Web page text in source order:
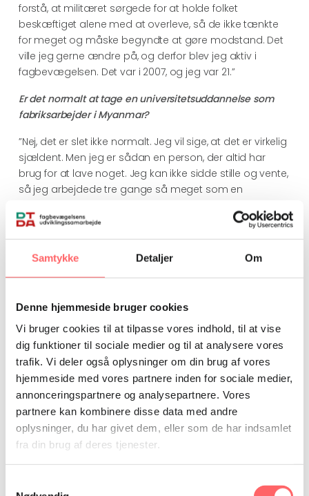
Samtykke Detaljer Om
Denne hjemmeside bruger cookies
Vi bruger cookies til at tilpasse vores indhold, til at vise
dig funktioner til sociale medier og til at analysere vores
trafik. Vi deler også oplysninger om din brug af vores
hjemmeside med vores partnere inden for sociale medier,
annonceringspartnere og analysepartnere. Vores
partnere kan kombinere disse data med andre
oplysninger, du har givet dem, eller som de har indsamlet
fra din brug af deres tjenester.
forstå, at militæret sørgede for at holde folket
beskæftiget alene med at overleve, så de ikke tænkte
for meget og måske begyndte at gøre modstand. Det
ville jeg gerne ændre på, og derfor blev jeg aktiv i
fagbevægelsen. Det var i 2007, og jeg var 21.”
Er det normalt at tage en universitetsuddannelse som
fabriksarbejder i Myanmar?
”Nej, det er slet ikke normalt. Jeg vil sige, at det er virkelig
sjældent. Men jeg er sådan en person, der altid har
brug for at lave noget. Jeg kan ikke sidde stille og vente,
så jeg arbejdede tre gange så meget som en
Jeg ville jo ikke have, at mine leder skældte mig ud, så
dage. Min kollega, som også gerne ville studere, fik ikke
lov.
Hun fik at vide, at hun arbejdede for langsomt, så hun
var nødt til at vælge mellem arbejde eller uddannelse.
Det var selvfølgelig ikke et reelt valg, for hendes familie
havde ikke råd til andet end at hun fortsatte arbejdet
og glemte uddannelsen.
Personligt havde jeg sagt op på stedet. Ikke fordi min
familie er rig, men fordi jeg ikke bryder mig om at blive
behandlet sådan. Sådan er min personlighed.”